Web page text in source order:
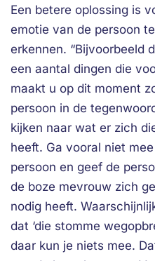
Een betere oplossing is
emotie van de persoon
erkennen. “Bijvoorbeeld
een aantal dingen die
maakt u op dit moment
persoon in de
kijken naar wat er zich
heeft. Ga vooral niet
persoon en geef de
de boze mevrouw zich
nodig heeft.
dat ‘die stomme
daar kun je niets mee.